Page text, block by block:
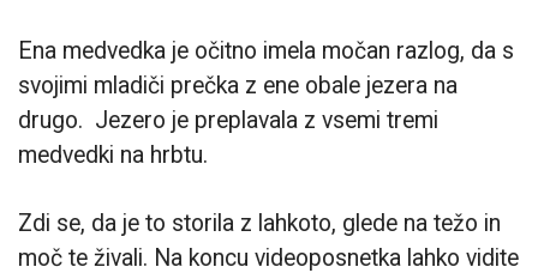
Ena medvedka je očitno imela močan razlog, da s
svojimi mladiči prečka z ene obale jezera na
drugo. Jezero je preplavala z vsemi tremi
medvedki na hrbtu.
Zdi se, da je to storila z lahkoto, glede na težo in
moč te živali. Na koncu videoposnetka lahko vidite